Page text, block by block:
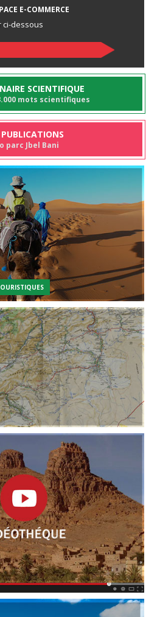
E-COMMERCE
ci-dessous
SCIENTIFIQUE
mots scientifiques
PUBLICATIONS
parc Jbel Bani